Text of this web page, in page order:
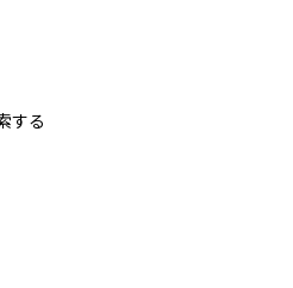
する